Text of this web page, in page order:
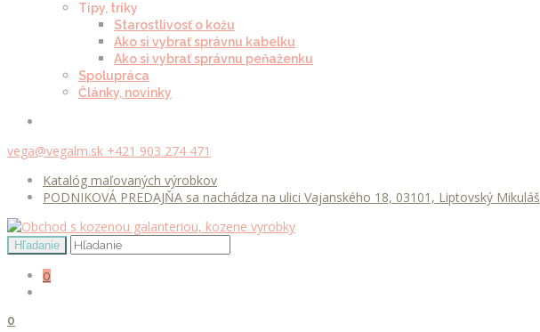
Tipy, triky
Starostlivosť o kožu
Ako si vybrať správnu kabelku
Ako si vybrať správnu peňaženku
Spolupráca
Články, novinky
vega@vegalm.sk +421 903 274 471
Katalóg maľovaných výrobkov
PODNIKOVÁ PREDAJŇA sa nachádza na ulici Vajanského 18, 03101, Liptovský Mikuláš
0
0